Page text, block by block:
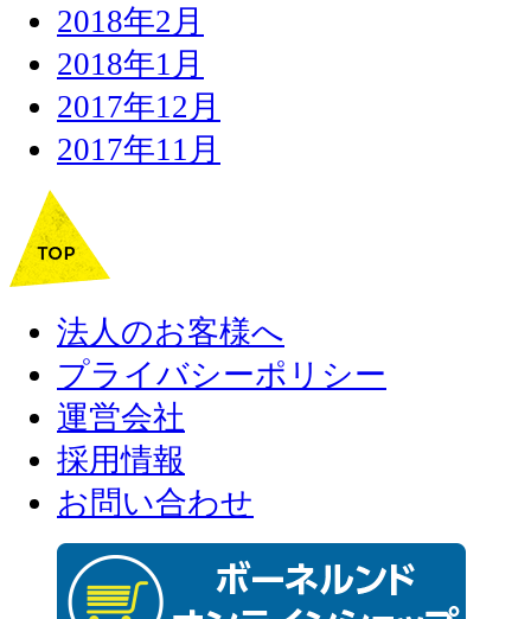
2018年2月
2018年1月
2017年12月
2017年11月
法人のお客様へ
プライバシーポリシー
運営会社
採用情報
お問い合わせ